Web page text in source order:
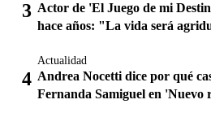
Actor de 'El Juego de mi
hace años: "La vida será
Actualidad
Andrea Nocetti dice por qué
Fernanda Samiguel en 'Nuevo